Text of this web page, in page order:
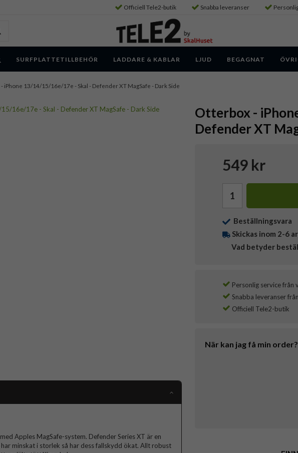
Officiell Tele2-butik Snabba leveranser
SURFPLATTETILLBEHÖR LADDARE & KABLAR LJUD BEGAGNAT
- iPhone 13/14/15/16e/17e - Skal - Defender XT MagSafe - Dark Side
Otterbox -
Defender XT
549 kr
Beställningsvara
Skickas inom 2-6
Vad betyder
Personlig service från
Snabba leveranser
Officiell Tele2-butik
När kan jag få min order?
Apples MagSafe-system. Defender Series XT är en
minskat i storlek så har dess fallskydd ökat. Allt robust